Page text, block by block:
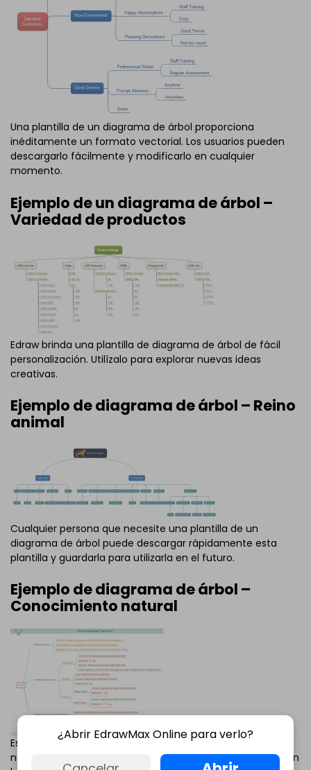
Una plantilla de un diagrama de árbol proporciona
inéditamente un formato vectorial. Los usuarios pueden
descargarlo fácilmente y modificarlo en cualquier
momento.
Ejemplo de un diagrama de árbol –
Variedad de productos
Edraw brinda una plantilla de diagrama de árbol de fácil
personalización. Utilízalo para explorar nuevas ideas
creativas.
Ejemplo de diagrama de árbol – Reino
animal
Cualquier persona que necesite una plantilla de un
diagrama de árbol puede descargar rápidamente esta
plantilla y guardarla para utilizarla en el futuro.
Ejemplo de diagrama de árbol –
Conocimiento natural
Este es un diagrama de árbol sobre el conocimiento
natural con un buen diseño y formato perfecto. Haz clic en
¿Abrir EdrawMax Online para verlo?